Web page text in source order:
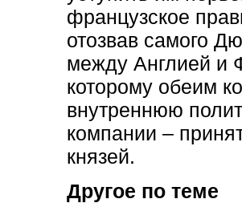
французское
отозвав самого
между Англией и
которому обеим
внутреннюю
компании –
князей.
Другое по теме